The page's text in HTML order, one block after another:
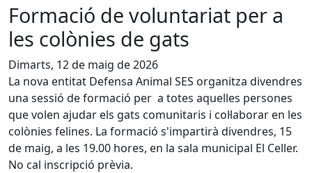
Formació de voluntariat per a
les colònies de gats
Dimarts, 12 de maig de 2026
La nova entitat Defensa Animal SES organitza divendres
una sessió de formació per a totes aquelles persones
que volen ajudar els gats comunitaris i col·laborar en les
colònies felines. La formació s'impartirà divendres, 15
de maig, a les 19.00 hores, en la sala municipal El Celler.
No cal inscripció prèvia.